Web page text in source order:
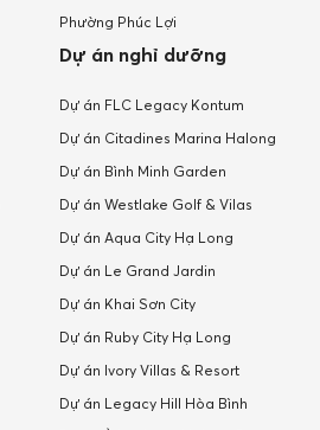
Phường Phúc Lợi
Dự án nghỉ dưỡng
Dự án FLC Legacy Kontum
Dự án Citadines Marina Halong
Dự án Bình Minh Garden
Dự án Westlake Golf & Vilas
Dự án Aqua City Hạ Long
Dự án Le Grand Jardin
Dự án Khai Sơn City
Dự án Ruby City Hạ Long
Dự án Ivory Villas & Resort
Dự án Legacy Hill Hòa Bình